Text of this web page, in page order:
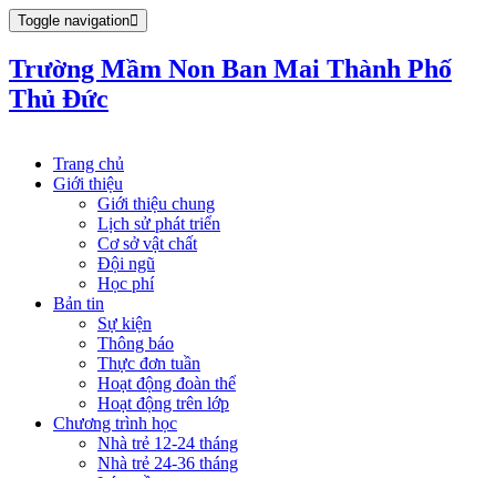
Toggle navigation
Trường Mầm Non Ban Mai Thành Phố
Thủ Đức
Trang chủ
Giới thiệu
Giới thiệu chung
Lịch sử phát triển
Cơ sở vật chất
Đội ngũ
Học phí
Bản tin
Sự kiện
Thông báo
Thực đơn tuần
Hoạt động đoàn thể
Hoạt động trên lớp
Chương trình học
Nhà trẻ 12-24 tháng
Nhà trẻ 24-36 tháng